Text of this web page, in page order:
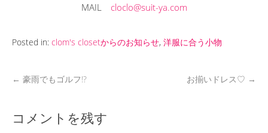
MAIL cloclo@suit-ya.com
Posted in: clom's closetからのお知らせ, 洋服に合う小物
← 豪雨でもゴルフ!? お揃いドレス♡ →
コメントを残す